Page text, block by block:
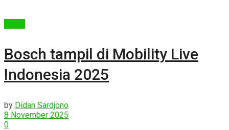
Bosch tampil di Mobility Live
Indonesia 2025
by Didan Sardjono
8 November 2025
0